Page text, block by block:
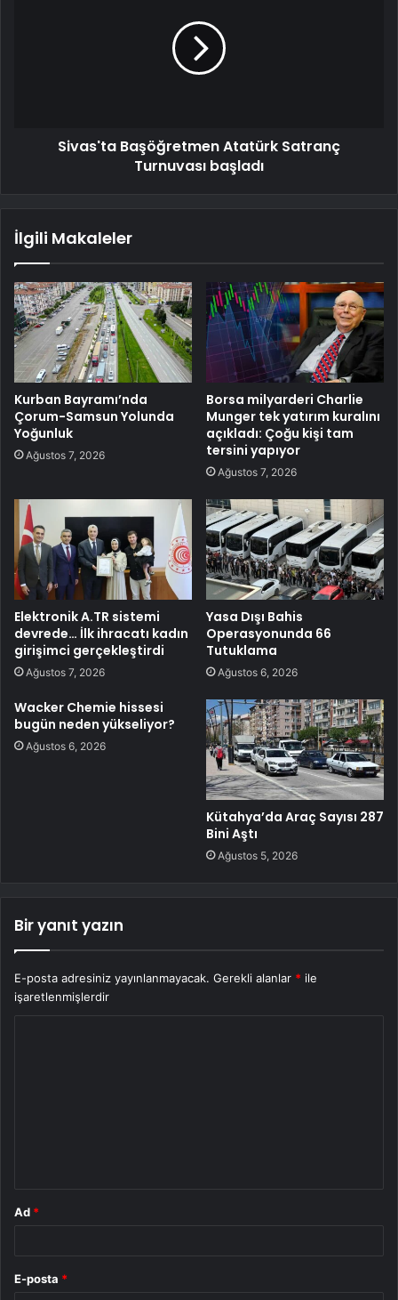
Sivas'ta Başöğretmen Atatürk Satranç
Turnuvası başladı
İlgili Makaleler
Kurban Bayramı’nda
Çorum-Samsun Yolunda
Yoğunluk
Ağustos 7, 2026
Borsa milyarderi Charlie
Munger tek yatırım kuralını
açıkladı: Çoğu kişi tam
tersini yapıyor
Ağustos 7, 2026
Elektronik A.TR sistemi
devrede… İlk ihracatı kadın
girişimci gerçekleştirdi
Ağustos 7, 2026
Yasa Dışı Bahis
Operasyonunda 66
Tutuklama
Ağustos 6, 2026
Wacker Chemie hissesi
bugün neden yükseliyor?
Ağustos 6, 2026
Kütahya’da Araç Sayısı 287
Bini Aştı
Ağustos 5, 2026
Bir yanıt yazın
E-posta adresiniz yayınlanmayacak. Gerekli alanlar * ile
işaretlenmişlerdir
Ad *
E-posta *